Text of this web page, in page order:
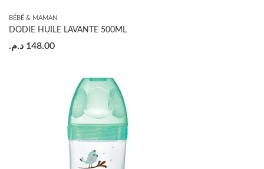
BÉBÉ & MAMAN
DODIE HUILE LAVANTE 500ML
148.00 د.م.